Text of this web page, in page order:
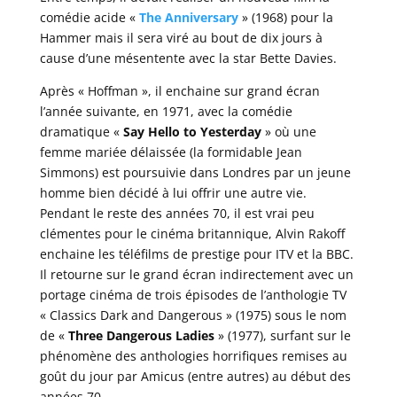
comédie acide « The Anniversary» (1968) pour la
Hammer mais il sera viré au bout de dix jours à
cause d’une mésentente avec la star Bette Davies.
Après « Hoffman », il enchaine sur grand écran
l’année suivante, en 1971, avec la comédie
dramatique « Say Hello to Yesterday» où une
femme mariée délaissée (la formidable Jean
Simmons) est poursuivie dans Londres par un jeune
homme bien décidé à lui offrir une autre vie.
Pendant le reste des années 70, il est vrai peu
clémentes pour le cinéma britannique, Alvin Rakoff
enchaine les téléfilms de prestige pour ITV et la BBC.
Il retourne sur le grand écran indirectement avec un
portage cinéma de trois épisodes de l’anthologie TV
« Classics Dark and Dangerous » (1975) sous le nom
de « Three Dangerous Ladies» (1977), surfant sur le
phénomène des anthologies horrifiques remises au
goût du jour par Amicus (entre autres) au début des